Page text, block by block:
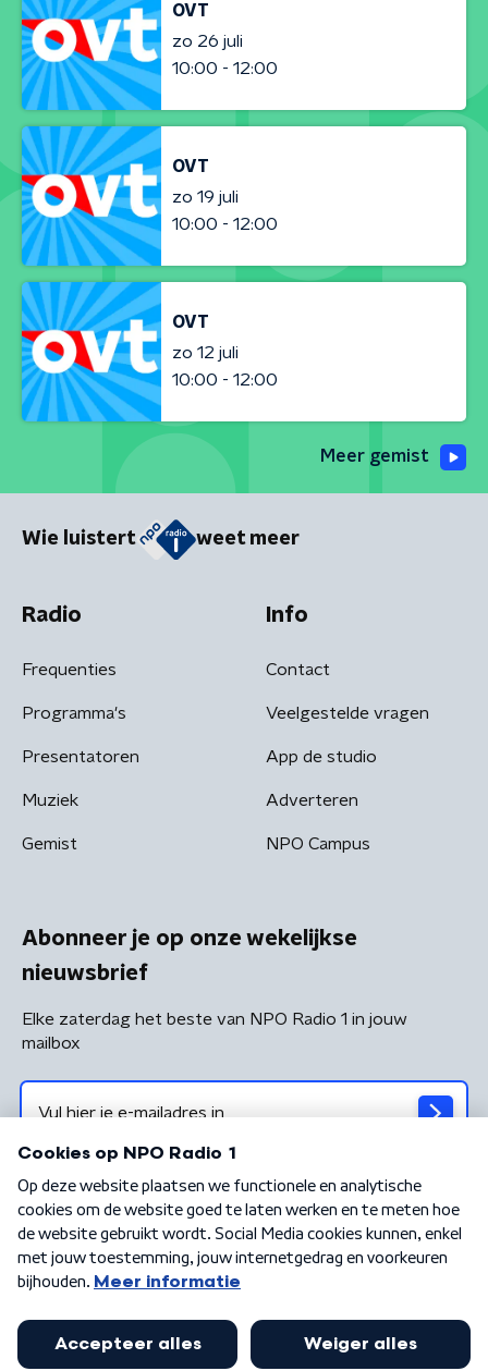
OVT
zo 26 juli
10:00 - 12:00
OVT
zo 19 juli
10:00 - 12:00
OVT
zo 12 juli
10:00 - 12:00
Meer gemist
Wie luistert weet meer
Radio
Frequenties
Programma's
Presentatoren
Muziek
Gemist
Info
Contact
Veelgestelde vragen
App de studio
Adverteren
NPO Campus
Abonneer je op onze wekelijkse
nieuwsbrief
Elke zaterdag het beste van NPO Radio 1 in jouw
mailbox
Algemene voorwaarden